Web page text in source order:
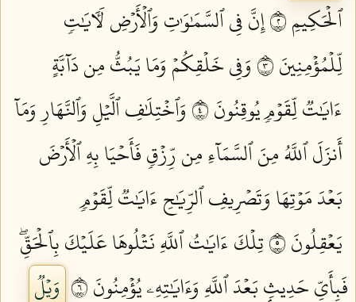
ٱلۡحَكِيمِ ٢
إِنَّ فِي ٱلسَّمَٰوَٰتِ وَٱلۡأَرۡضِ لَأٓيَٰتٖ
لِّلۡمُؤۡمِنِينَ ٣
وَفِي خَلۡقِكُمۡ وَمَا يَبُثُّ مِن دَآبَّةٍ
ءَايَٰتٞ لِّقَوۡمٖ يُوقِنُونَ ٤
وَٱخۡتِلَٰفِ ٱلَّيۡلِ وَٱلنَّهَارِ وَمَآ
أَنزَلَ ٱللَّهُ مِنَ ٱلسَّمَآءِ مِن رِّزۡقٖ فَأَحۡيَا بِهِ ٱلۡأَرۡضَ
بَعۡدَ مَوۡتِهَا وَتَصۡرِيفِ ٱلرِّيَٰحِ ءَايَٰتٞ لِّقَوۡمٖ
يَعۡقِلُونَ ٥
تِلۡكَ ءَايَٰتُ ٱللَّهِ نَتۡلُوهَا عَلَيۡكَ بِٱلۡحَقِّۖ
فَبِأَيِّ حَدِيثِۭ بَعۡدَ ٱللَّهِ وَءَايَٰتِهِۦ يُؤۡمِنُونَ ٦
وَيۡلٞ